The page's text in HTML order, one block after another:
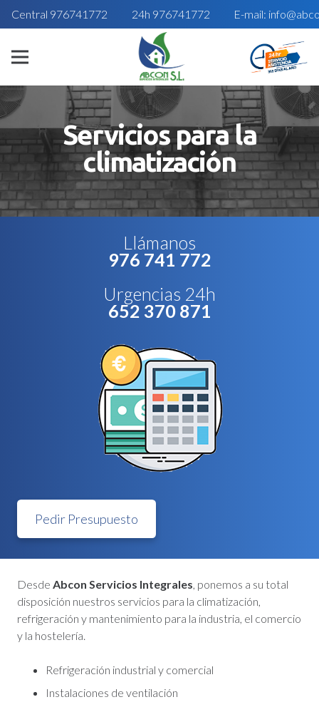
Central 976741772 24h 976741772 E-mail:
Servicios para la
climatización
Llámanos
976 741 772
Urgencias 24h
652 370 871
Pedir Presupuesto
Desde Abcon Servicios Integrales, ponemos a su total
disposición nuestros servicios para la climatización,
refrigeración y mantenimiento para la industria, el comercio
y la hostelería.
Refrigeración industrial y comercial
Instalaciones de ventilación